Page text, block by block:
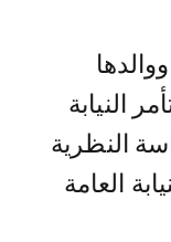
النيابة
النظرية
العامة